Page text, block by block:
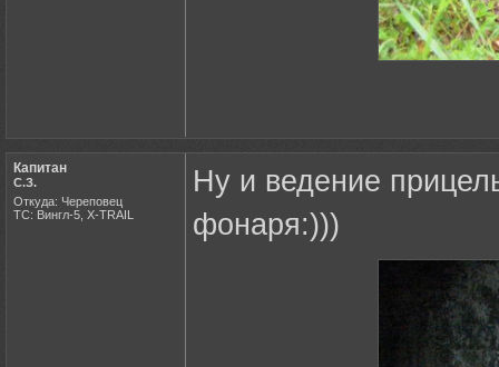
Капитан
С.З.
Откуда: Череповец
ТС: Вингл-5, X-TRAIL
Ну и ведение
фонаря:)))